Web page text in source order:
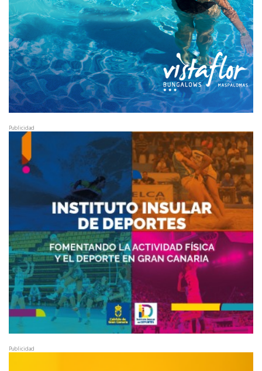
Publicidad
Publicidad